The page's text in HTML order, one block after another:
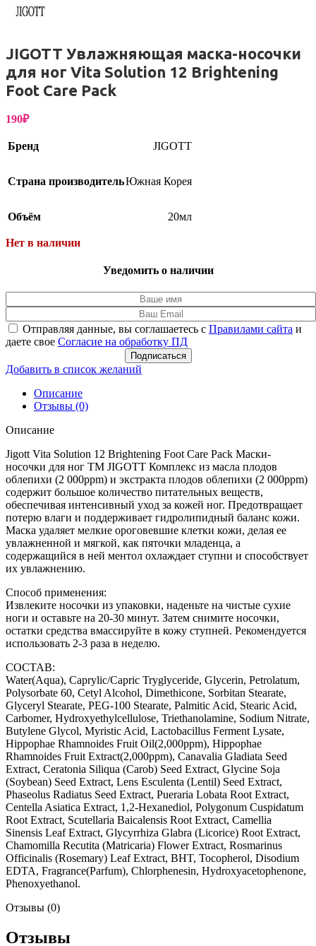
JIGOTT Увлажняющая маска-носочки
для ног Vita Solution 12 Brightening
Foot Care Pack
190₽
Бренд JIGOTT
Страна производительЮжная Корея
Объём 20мл
Нет в наличии
Уведомить о наличии
Отправляя данные, вы соглашаетесь с Правилами сайта и
даете свое Согласие на обработку ПД
Подписаться
Добавить в список желаний
Описание
Отзывы (0)
Описание
Jigott Vita Solution 12 Brightening Foot Care Pack Маски-
носочки для ног ТМ JIGOTT Комплекс из масла плодов
облепихи (2 000ppm) и экстракта плодов облепихи (2 000ppm)
содержит большое количество питательных веществ,
обеспечивая интенсивный уход за кожей ног. Предотвращает
потерю влаги и поддерживает гидролипидный баланс кожи.
Маска удаляет мелкие ороговевшие клетки кожи, делая ее
увлажненной и мягкой, как пяточки младенца, а
содержащийся в ней ментол охлаждает ступни и способствует
их увлажнению.
Способ применения:
Извлеките носочки из упаковки, наденьте на чистые сухие
ноги и оставьте на 20-30 минут. Затем снимите носочки,
остатки средства вмассируйте в кожу ступней. Рекомендуется
использовать 2-3 раза в неделю.
СОСТАВ:
Water(Aqua), Caprylic/Capric Tryglyceride, Glycerin, Petrolatum,
Polysorbate 60, Cetyl Alcohol, Dimethicone, Sorbitan Stearate,
Glyceryl Stearate, PEG-100 Stearate, Palmitic Acid, Stearic Acid,
Carbomer, Hydroxyethylcellulose, Triethanolamine, Sodium Nitrate,
Butylene Glycol, Myristic Acid, Lactobacillus Ferment Lysate,
Hippophae Rhamnoides Fruit Oil(2,000ppm), Hippophae
Rhamnoides Fruit Extract(2,000ppm), Canavalia Gladiata Seed
Extract, Ceratonia Siliqua (Carob) Seed Extract, Glycine Soja
(Soybean) Seed Extract, Lens Esculenta (Lentil) Seed Extract,
Phaseolus Radiatus Seed Extract, Pueraria Lobata Root Extract,
Centella Asiatica Extract, 1,2-Hexanediol, Polygonum Cuspidatum
Root Extract, Scutellaria Baicalensis Root Extract, Camellia
Sinensis Leaf Extract, Glycyrrhiza Glabra (Licorice) Root Extract,
Chamomilla Recutita (Matricaria) Flower Extract, Rosmarinus
Officinalis (Rosemary) Leaf Extract, BHT, Tocopherol, Disodium
EDTA, Fragrance(Parfum), Chlorphenesin, Hydroxyacetophenone,
Phenoxyethanol.
Отзывы (0)
Отзывы